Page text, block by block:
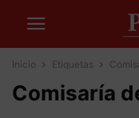
Inicio Etiquetas
Comisaría